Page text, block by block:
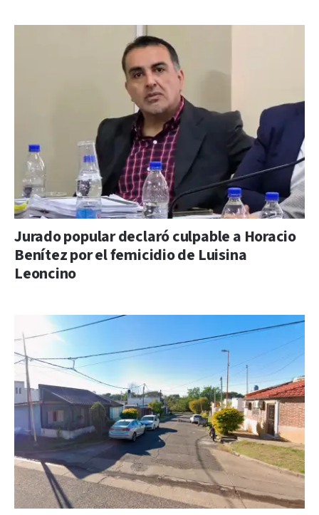
Jurado popular declaró culpable a Horacio
Benítez por el femicidio de Luisina
Leoncino